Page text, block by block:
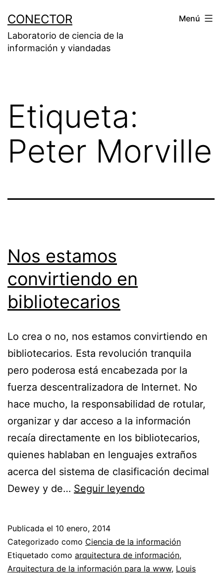
contenido
CONECTOR
Laboratorio de ciencia de la
información y viandadas
Menú
Etiqueta:
Peter Morville
Nos estamos
convirtiendo en
bibliotecarios
Lo crea o no, nos estamos convirtiendo en
bibliotecarios. Esta revolución tranquila
pero poderosa está encabezada por la
fuerza descentralizadora de Internet. No
hace mucho, la responsabilidad de rotular,
organizar y dar acceso a la información
recaía directamente en los bibliotecarios,
quienes hablaban en lenguajes extraños
acerca del sistema de clasificación decimal
Dewey y de… Seguir leyendo
en
bibliotecarios
Publicada el 10 enero, 2014
Categorizado como Ciencia de la información
Etiquetado como arquitectura de información,
Arquitectura de la información para la www, Louis